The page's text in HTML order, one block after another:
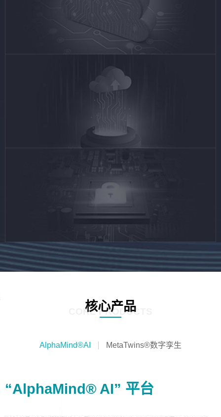
核心产品
CORE PRODUCTS
AlphaMind®AI MetaTwins®数字孪生
“AlphaMind® AI” 平台